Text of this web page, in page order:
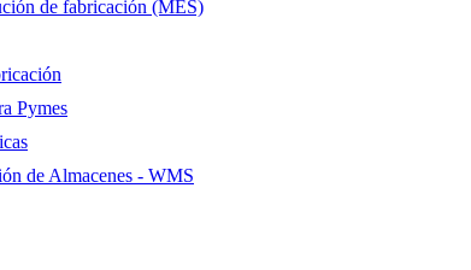
de fabricación (MES)
Pymes
de Almacenes - WMS